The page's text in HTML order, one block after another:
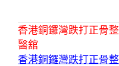
香港銅鑼灣跌打正骨
醫舘
香港銅鑼灣跌打正骨